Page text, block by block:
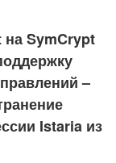
на SymCrypt
–
Istaria из